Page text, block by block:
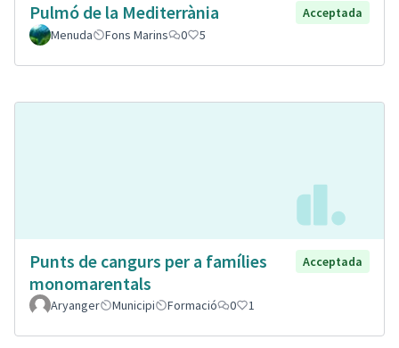
Pulmó de la Mediterrània
Acceptada
Menuda
Fons Marins 0 5
Punts de cangurs per a famílies
monomarentals
Acceptada
Aryanger Municipi Formació 0 1